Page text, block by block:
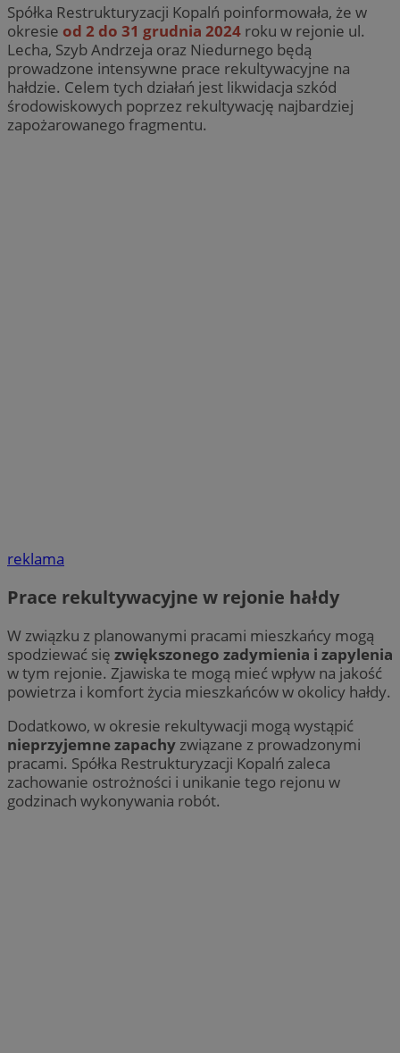
Spółka Restrukturyzacji Kopalń poinformowała, że w
okresie od 2 do 31 grudnia 2024 roku w rejonie ul.
Lecha, Szyb Andrzeja oraz Niedurnego będą
prowadzone intensywne prace rekultywacyjne na
hałdzie. Celem tych działań jest likwidacja szkód
środowiskowych poprzez rekultywację najbardziej
zapożarowanego fragmentu.
reklama
Prace rekultywacyjne w rejonie hałdy
W związku z planowanymi pracami mieszkańcy mogą
spodziewać się zwiększonego zadymienia i zapylenia
w tym rejonie. Zjawiska te mogą mieć wpływ na jakość
powietrza i komfort życia mieszkańców w okolicy hałdy.
Dodatkowo, w okresie rekultywacji mogą wystąpić
nieprzyjemne zapachyzwiązane z prowadzonymi
pracami. Spółka Restrukturyzacji Kopalń zaleca
zachowanie ostrożności i unikanie tego rejonu w
godzinach wykonywania robót.